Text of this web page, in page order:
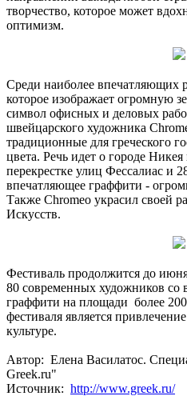
творчество, которое может
оптимизм.
Среди наиболее впечатляющих
которое изображает огромную
символ офисных и деловых
швейцарского художника
традиционные для греческого
цвета. Речь идет о городе
перекрестке улиц Фессалиас и
впечатляющее граффити -
Также Chromeo украсил своей
Искусств.
Фестиваль продолжится до
80 современных художников со
граффити на площади более
фестиваля является
культуре.
Автор: Елена Василатос.
Greek.ru"
Источник: http://www.greek.ru/